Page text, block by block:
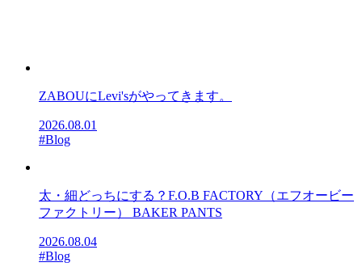
ZABOUにLevi'sがやってきます。
2026.08.01
#Blog
太・細どっちにする？F.O.B FACTORY（エフオービー
ファクトリー） BAKER PANTS
2026.08.04
#Blog